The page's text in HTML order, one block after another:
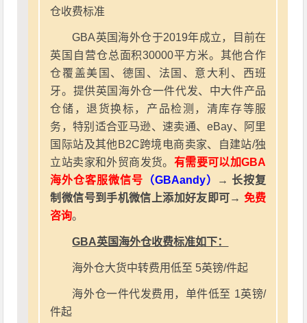
仓收费标准
GBA英国海外仓于2019年成立，目前在
英国自营仓总面积30000平方米。其他合作
仓覆盖美国、德国、法国、意大利、西班
牙。提供英国海外仓一件代发、中大件产品
仓储，退货换标，产品检测，清库存等服
务，特别适合亚马逊、速卖通、eBay、阿里
国际站及其他B2C跨境电商卖家、自建站/独
立站卖家和外贸商发货。 有需要可以加GBA
海外仓客服微信号 （GBAandy）
→ 长按复
制微信号到手机微信上添加好友即可→ 免费
咨询。
GBA英国海外仓收费标准如下：
海外仓大货中转费用低至 5英镑/件起
海外仓一件代发费用，单件低至 1英镑/
件起